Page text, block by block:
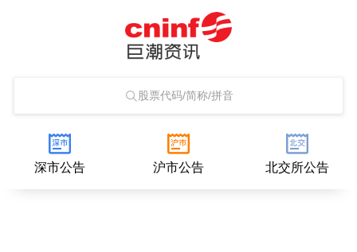
股票代码/简称/拼音
深市公告 沪市公告 北交所公告